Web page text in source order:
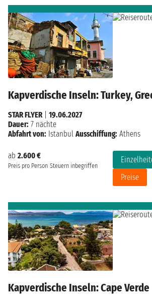
Kapverdische Inseln: Turkey,
ab 2.600 €
Preis pro Person Steuern inbegriffen
Preise
STAR FLYER| 19.06.2027
Dauer: 7 nächte
Abfahrt von: Istanbul Ausschiffung: Athens
Kapverdische Inseln: Cape Verde